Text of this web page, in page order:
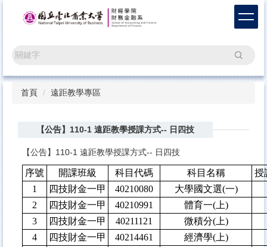
區
搜尋
首頁 遠距教學專區
【公告】110-1 遠距教學授課方式-- 日四技
【公告】110-1 遠距教學授課方式-- 日四技
序號 開課班級 科目代碼 科目名稱
授
1
四技財金一甲 40210080
大學國文選(一)
2
四技財金一甲 40210991
體育一(上)
3
四技財金一甲 40211121
微積分(上)
4
四技財金一甲 40214461 經濟學(上)